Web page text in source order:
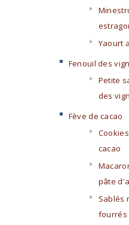
Yaourt
Fenouil des
Petite
des
Fève de cacao
cacao
pâte
Sablés
fourrés